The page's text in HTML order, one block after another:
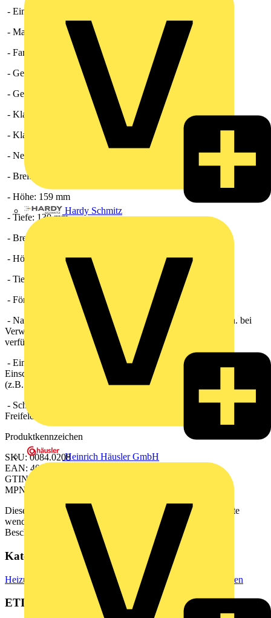
Hardy Schmitz
Heinrich Häusler GmbH
- Einbaulage: beliebig
- Material: Kunststoff
- Farbe: verkehrsweiß, ähnlich RAL 9016
- Gewicht: 0,74 kg
- Gewicht mit Verpackung: 0,89 kg
- Klappe: integriert
- Klappenart: elektrisch
- Nennweite: 100 mm
- Breite: 159 mm
- Höhe: 159 mm
- Tiefe: 130 mm
- Breite mit Verpackung: 165 mm
- Höhe mit Verpackung: 165 mm
- Tiefe mit Verpackung: 145 mm
- Fördermitteltemperatur bei IMax: 40 °C
- Nachlaufzeit: 8 min / 17 min / 25 min / Nachlaufzeit 0 min. bei
Verwendung eines optionalen Schalters (z.B. Lichtschalter)
verfügbar
- Einschaltverzögerung: 0 s / 50 s / 90 s / 120 s /
Einschaltverzögerung bei Verwendung eines optionalen Schalters
(z.B. Lichtschalter) verfügbar
- Schalldruckpegel: 27 dB(A) / 32 dB(A) / Abstand 3 m,
Freifeldbedingungen
Produktkennzeichen
SKU: 0084.0208
EAN: 4012799842088
GTIN: 4012799982081
MPN: ECA 100 ipro KH
Dieses Produkt ist derzeit in keinem Geschäft verfügbar. Bitte
wenden Sie sich an den Hersteller, um Informationen zur
Beschaffung zu erhalten.
Kategorien
Heizung & Lüftung Ventilatoren & Lüftung Abluftventilatoren
ETIM Group